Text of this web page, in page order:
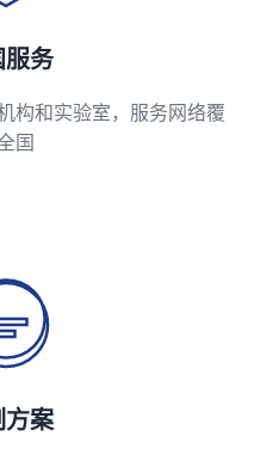
服务
构和实验室，服务网络覆
国
方案